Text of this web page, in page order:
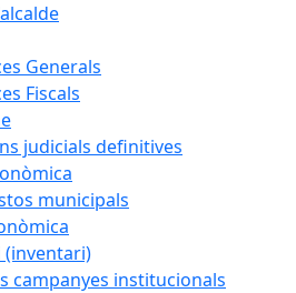
Generals
Fiscals
judicials definitives
municipals
campanyes institucionals